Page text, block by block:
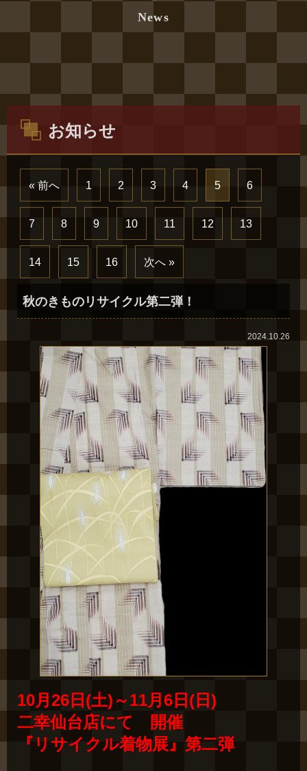
News
お知らせ
« 前へ 1 2 3 4 5 6
7 8 9 10 11 12 13
14 15 16 次へ »
秋のきものリサイクル第二弾！
2024.10.26
10月26日(土)～11月6日(日)
二幸仙台店にて 開催
『リサイクル着物展』第二弾